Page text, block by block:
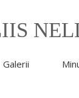
Galerii